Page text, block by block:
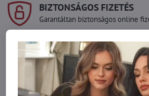
BIZTONSÁGOS FIZETÉS
Garantáltan biztonságos online
Szeretne több
amennyi raktáron van?
Ne habozzon kapcsolatba lépni